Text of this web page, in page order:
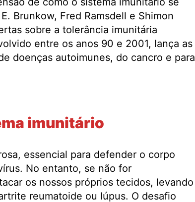
Brunkow, Fred Ramsdell e Shimon
sobre a tolerância imunitária
entre os anos 90 e 2001, lança as
doenças autoimunes, do cancro e para
imunitário
essencial para defender o corpo
No entanto, se não for
os nossos próprios tecidos, levando
reumatoide ou lúpus. O desafio